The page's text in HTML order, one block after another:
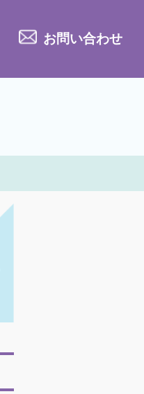
お問い合わせ